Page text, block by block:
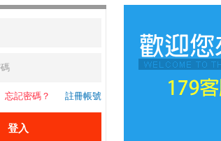
忘記密碼？ 註冊帳號